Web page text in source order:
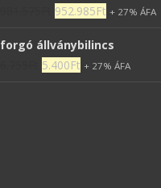
952.985Ft + 27% ÁFA
forgó állványbilincs
5.400Ft + 27% ÁFA